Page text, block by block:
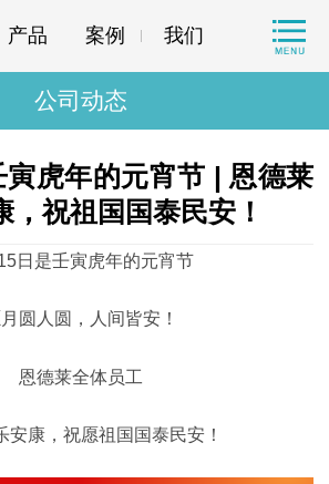
产品 案例 我们
公司动态
虎年的元宵节 | 恩德莱
，祝祖国国泰民安！
日是壬寅虎年的元宵节
圆人圆，人间皆安！
恩德莱全体员工
安康，祝愿祖国国泰民安！